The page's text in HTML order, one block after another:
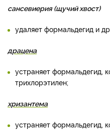
сансевиерия (щучий хвост)
удаляет формальдегид и
драцена
устраняет формальдегид,
трихлорэтилен;
хризантема
устраняет формальдегид,